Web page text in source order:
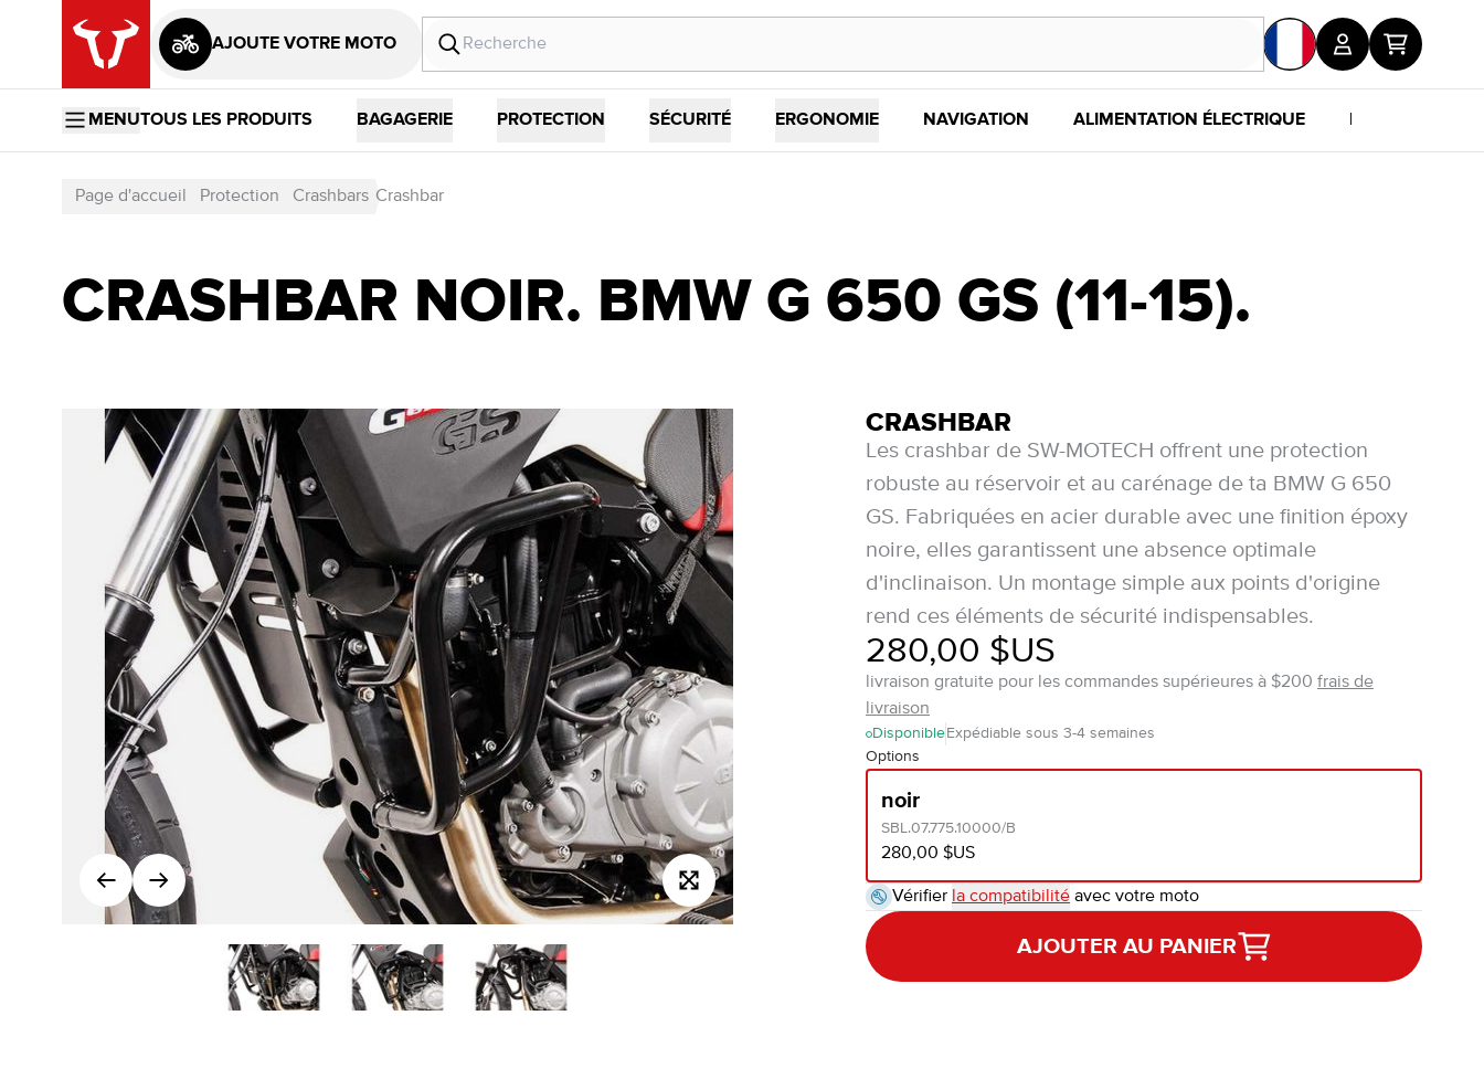
AJOUTE VOTRE MOTO
MENUTOUS LES PRODUITS BAGAGERIE PROTECTION SÉCURITÉ ERGONOMIE NAVIGATION ALIMENTATION ÉLECTRIQUE
Page d'accueil Protection Crashbars Crashbar
CRASHBAR NOIR. BMW G 650 GS (11-15).
CRASHBAR
Les crashbar de SW-MOTECH offrent une protection
robuste au réservoir et au carénage de ta BMW G 650
GS. Fabriquées en acier durable avec une finition époxy
noire, elles garantissent une absence optimale
d'inclinaison. Un montage simple aux points d'origine
rend ces éléments de sécurité indispensables.
280,00 $US
livraison gratuite pour les commandes supérieures à $200 frais de
livraison
Disponible Expédiable sous 3-4 semaines
Options
noir
SBL.07.775.10000/B
280,00 $US
Vérifier la compatibilité avec votre moto
AJOUTER AU PANIER